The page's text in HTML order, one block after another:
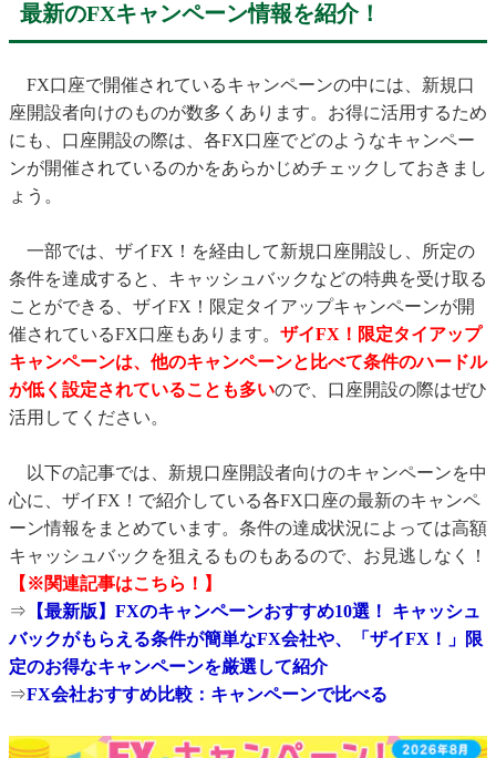
最新のFXキャンペーン情報を紹介！
FX口座で開催されているキャンペーンの中には、新規口
座開設者向けのものが数多くあります。お得に活用するため
にも、口座開設の際は、各FX口座でどのようなキャンペー
ンが開催されているのかをあらかじめチェックしておきまし
ょう。
一部では、ザイFX！を経由して新規口座開設し、所定の
条件を達成すると、キャッシュバックなどの特典を受け取る
ことができる、ザイFX！限定タイアップキャンペーンが開
催されているFX口座もあります。 ザイFX！限定タイアップ
キャンペーンは、他のキャンペーンと比べて条件のハードル
が低く設定されていることも多いので、口座開設の際はぜひ
活用してください。
以下の記事では、新規口座開設者向けのキャンペーンを中
心に、ザイFX！で紹介している各FX口座の最新のキャンペ
ーン情報をまとめています。条件の達成状況によっては高額
キャッシュバックを狙えるものもあるので、お見逃しなく！
【※関連記事はこちら！】
⇒ 【最新版】FXのキャンペーンおすすめ10選！ キャッシュ
バックがもらえる条件が簡単なFX会社や、「ザイFX！」限
定のお得なキャンペーンを厳選して紹介
⇒FX会社おすすめ比較：キャンペーンで比べる